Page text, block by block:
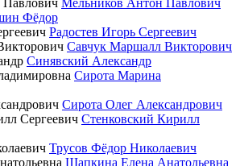
Фёдор
Радостев Игорь Сергеевич
Савчук Маршалл Викторович
Синявский Александр
Сирота Марина
Сирота Олег Александрович
Стенковский Кирилл
Трусов Фёдор Николаевич
Шапкина Елена Анатольевна